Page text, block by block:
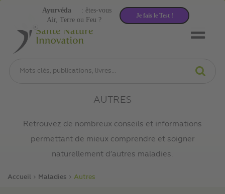
AUTRES
Retrouvez de nombreux conseils et informations
permettant de mieux comprendre et soigner
naturellement d’autres maladies.
Accueil Maladies Autres
Air, Terre ou Feu ?
Ayurvéda : êtes-vous
Je fais le Test !